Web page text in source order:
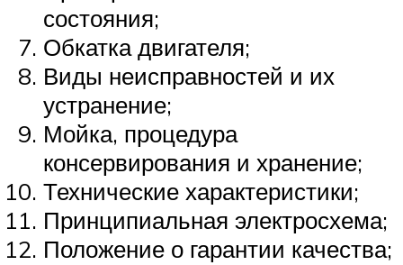
состояния;
Обкатка двигателя;
Виды неисправностей и их
устранение;
Мойка, процедура
консервирования и хранение;
Технические характеристики;
Принципиальная электросхема;
Положение о гарантии качества;